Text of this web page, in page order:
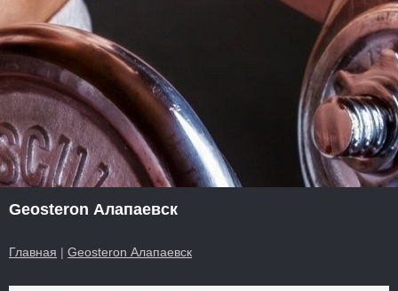
Geosteron Алапаевск
Главная | Geosteron Алапаевск